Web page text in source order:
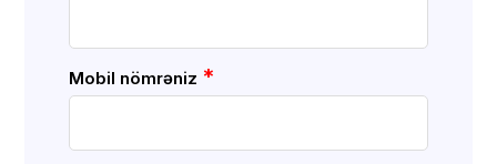
Mobil nömrəniz *